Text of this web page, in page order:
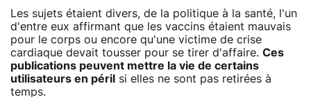
Les sujets étaient divers, de la politique à la santé, l'un
d'entre eux affirmant que les vaccins étaient mauvais
pour le corps ou encore qu'une victime de crise
cardiaque devait tousser pour se tirer d'affaire. Ces
publications peuvent mettre la vie de certains
utilisateurs en péril
si elles ne sont pas retirées à
temps.